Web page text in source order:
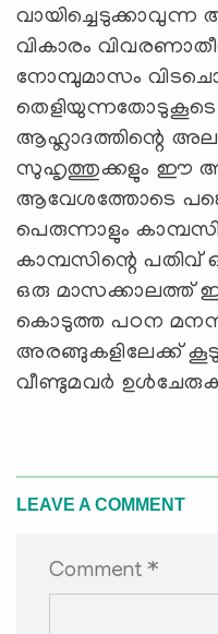
വികാരം
നോമ്പുമാസം
ആഹ്ലാദത്തിന്റെ
സുഹൃത്തുക്കളും ഈ
ആവേശത്തോടെ
പെരുന്നാളും
കാമ്പസിന്റെ പതിവ്
ഒരു മാസക്കാലത്ത്
കൊടുത്ത പഠന മനന
അരങ്ങുകളിലേക്ക്
വീണ്ടുമവര്‍
LEAVE A COMMENT
Comment *